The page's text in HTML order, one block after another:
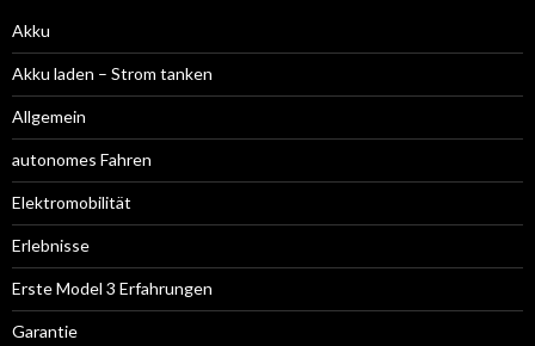
Akku
Akku laden – Strom tanken
Allgemein
autonomes Fahren
Elektromobilität
Erlebnisse
Erste Model 3 Erfahrungen
Garantie